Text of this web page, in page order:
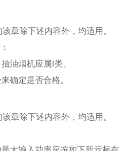
章除下述内容外，均适用。
烟机应属Ⅰ类。
确定是否合格。
章除下述内容外，均适用。